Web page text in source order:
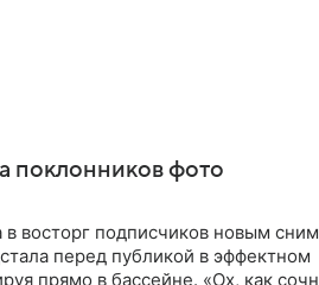
поклонников фото
восторг подписчиков новым
перед публикой в эффектном
прямо в бассейне. «Ох, как